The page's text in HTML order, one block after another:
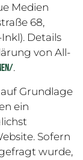
Medien
68,
Details
von All-
.
Grundlage
ein
Sofern
wurde,